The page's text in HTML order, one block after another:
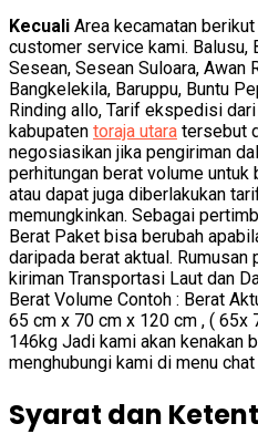
Kecuali Area kecamatan
customer service kami. Balusu,
Sesean, Sesean Suloara, Awan
Bangkelekila, Baruppu, Buntu
Rinding allo, Tarif ekspedisi
kabupaten toraja utara tersebut
negosiasikan jika pengiriman
perhitungan berat volume untuk
atau dapat juga diberlakukan
memungkinkan. Sebagai
Berat Paket bisa berubah
daripada berat aktual. Rumusan
kiriman Transportasi Laut dan
Berat Volume Contoh : Berat
65 cm x 70 cm x 120 cm , ( 65x
146kg Jadi kami akan kenakan
menghubungi kami di menu
Syarat dan